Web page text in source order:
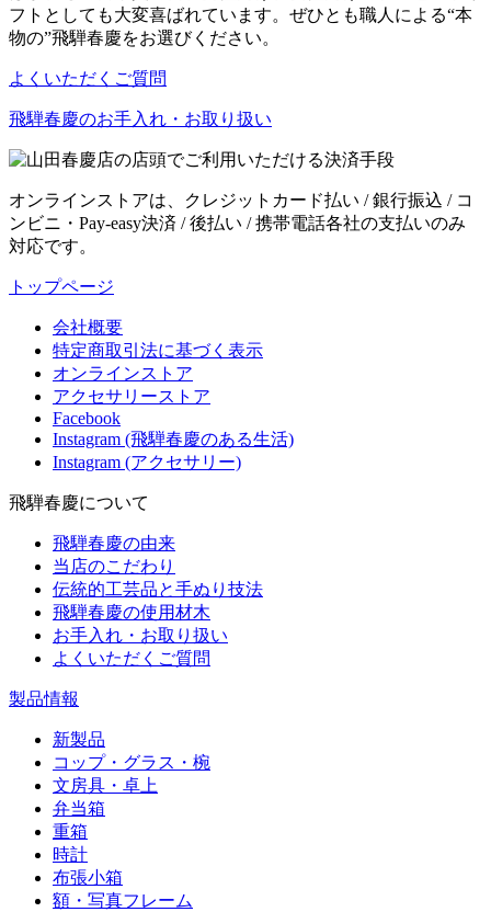
フトとしても大変喜ばれています。ぜひとも職人による“本
物の”飛騨春慶をお選びください。
よくいただくご質問
飛騨春慶のお手入れ・お取り扱い
オンラインストアは、クレジットカード払い / 銀行振込 / コ
ンビニ・Pay-easy決済 / 後払い / 携帯電話各社の支払いのみ
対応です。
トップページ
会社概要
特定商取引法に基づく表示
オンラインストア
アクセサリーストア
Facebook
Instagram (飛騨春慶のある生活)
Instagram (アクセサリー)
飛騨春慶について
飛騨春慶の由来
当店のこだわり
伝統的工芸品と手ぬり技法
飛騨春慶の使用材木
お手入れ・お取り扱い
よくいただくご質問
製品情報
新製品
コップ・グラス・椀
文房具・卓上
弁当箱
重箱
時計
布張小箱
額・写真フレーム